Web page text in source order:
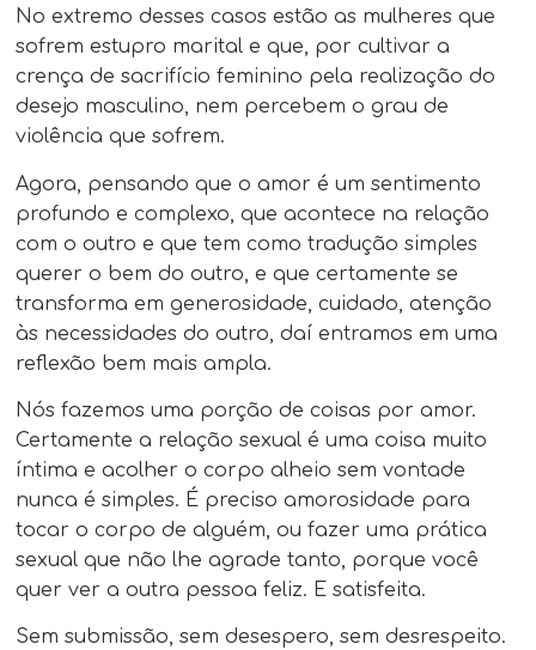
No extremo desses casos estão as mulheres que
sofrem estupro marital e que, por cultivar a
crença de sacrifício feminino pela realização do
desejo masculino, nem percebem o grau de
violência que sofrem.
Agora, pensando que o amor é um sentimento
profundo e complexo, que acontece na relação
com o outro e que tem como tradução simples
querer o bem do outro, e que certamente se
transforma em generosidade, cuidado, atenção
às necessidades do outro, daí entramos em uma
reflexão bem mais ampla.
Nós fazemos uma porção de coisas por amor.
Certamente a relação sexual é uma coisa muito
íntima e acolher o corpo alheio sem vontade
nunca é simples. É preciso amorosidade para
tocar o corpo de alguém, ou fazer uma prática
sexual que não lhe agrade tanto, porque você
quer ver a outra pessoa feliz. E satisfeita.
Sem submissão, sem desespero, sem desrespeito.